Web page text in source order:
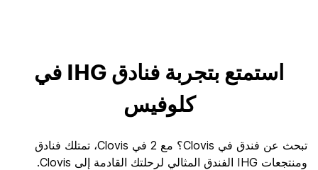
استمتع بتجربة فنادق IHG في
كلوفيس
تبحث عن فندق في Clovis؟ مع 2 في Clovis، تمتلك فنادق
ومنتجعات IHG الفندق المثالي لرحلتك القادمة إلى Clovis.